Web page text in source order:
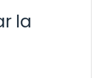
la